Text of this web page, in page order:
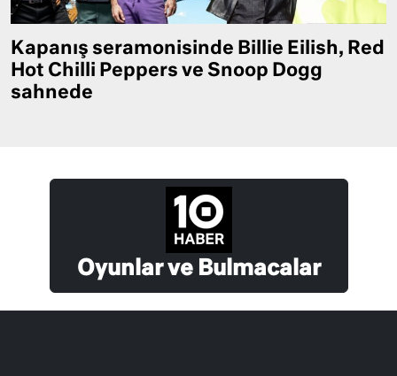
Kapanış seramonisinde Billie Eilish, Red
Hot Chilli Peppers ve Snoop Dogg
sahnede
Oyunlar ve Bulmacalar